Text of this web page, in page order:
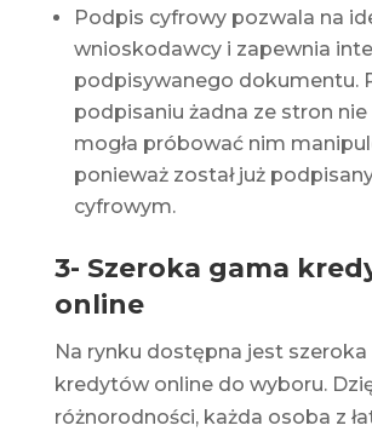
Podpis cyfrowy pozwala na
wnioskodawcy i zapewnia
podpisywanego dokumentu.
podpisaniu żadna ze stron
mogła próbować nim
ponieważ został już
cyfrowym.
3- Szeroka gama
online
Na rynku dostępna jest
kredytów onlinedo wyboru.
różnorodności, każda osoba z